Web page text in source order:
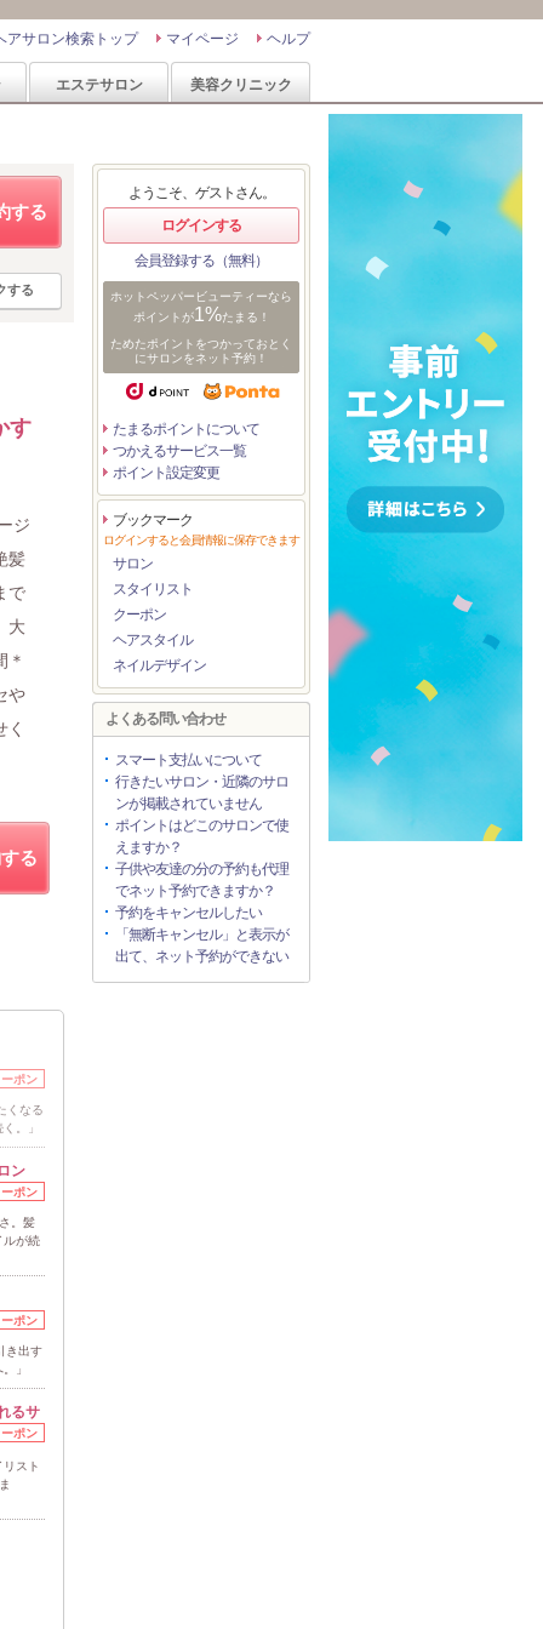
ヘルプ
マイページ
アサロン検索トップ
エステサロン 美容クリニック
する
する
す
ジ
髪
で
大
＊
や
る
ポン
くなる
。」
ン
ポン
。髪
ルが続
ポン
き出す
」
るサ
ポン
スト
ようこそ、ゲストさん。
ログインする
会員登録する（無料）
ホットペッパービューティーなら
ポイントが1%たまる！
ためたポイントをつかっておとく
にサロンをネット予約！
たまるポイントについて
つかえるサービス一覧
ポイント設定変更
ブックマーク
ログインすると会員情報に保存できます
サロン
スタイリスト
クーポン
ヘアスタイル
ネイルデザイン
よくある問い合わせ
スマート支払いについて
行きたいサロン・近隣のサロ
ンが掲載されていません
ポイントはどこのサロンで使
えますか？
子供や友達の分の予約も代理
でネット予約できますか？
予約をキャンセルしたい
「無断キャンセル」と表示が
出て、ネット予約ができない